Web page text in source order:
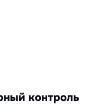
контроль